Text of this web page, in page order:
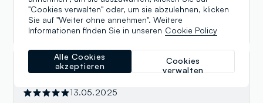
20.10.2025
bel negozio
Irene Carnevale
13.05.2025
"Cookies verwalten" oder, um sie abzulehnen, klicken
Sie auf "Weiter ohne annehmen". Weitere
Informationen finden Sie in unseren Cookie Policy
Cookies
verwalten
Alle Cookies
akzeptieren